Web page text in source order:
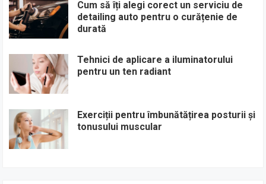
Cum să îți alegi corect un serviciu de
detailing auto pentru o curățenie de
durată
Tehnici de aplicare a iluminatorului
pentru un ten radiant
Exerciții pentru îmbunătățirea posturii și
tonusului muscular